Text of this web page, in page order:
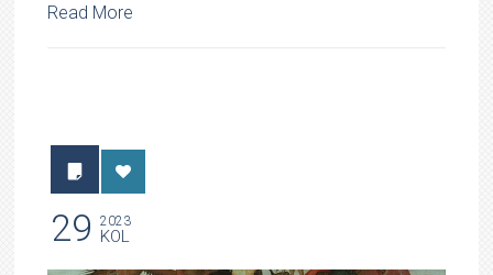
Read More
29 2023
KOL